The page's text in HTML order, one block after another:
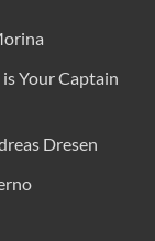
Your Captain
Dresen